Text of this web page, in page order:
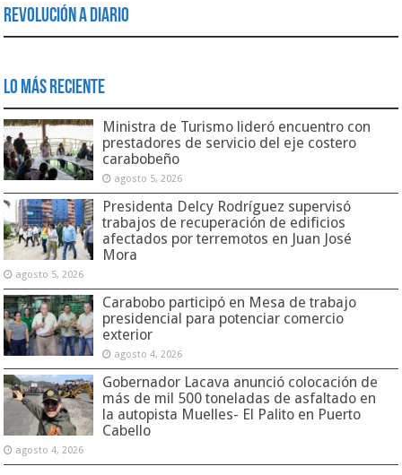
Revolución a Diario
Lo Más Reciente
Ministra de Turismo lideró encuentro con
prestadores de servicio del eje costero
carabobeño
agosto 5, 2026
Presidenta Delcy Rodríguez supervisó
trabajos de recuperación de edificios
afectados por terremotos en Juan José
Mora
agosto 5, 2026
Carabobo participó en Mesa de trabajo
presidencial para potenciar comercio
exterior
agosto 4, 2026
Gobernador Lacava anunció colocación de
más de mil 500 toneladas de asfaltado en
la autopista Muelles- El Palito en Puerto
Cabello
agosto 4, 2026